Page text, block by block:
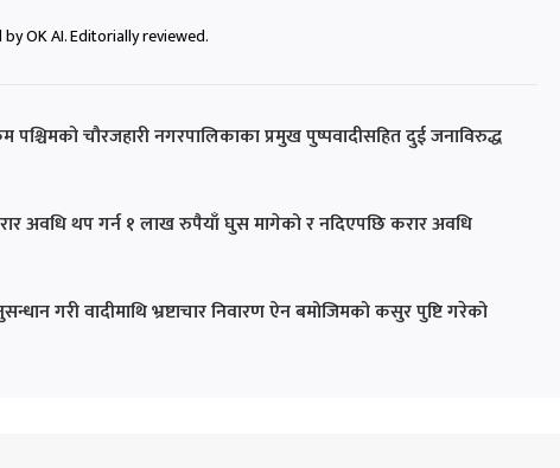
OK AI. Editorially reviewed.
चौरजहारी नगरपालिकाका प्रमुख पुष्पवादीसहित दुई जनाविरुद्ध
अवधि थप गर्न १ लाख रुपैयाँ घुस मागेको र नदिएपछि करार अवधि
गरी वादीमाथि भ्रष्टाचार निवारण ऐन बमोजिमको कसुर पुष्टि गरेको